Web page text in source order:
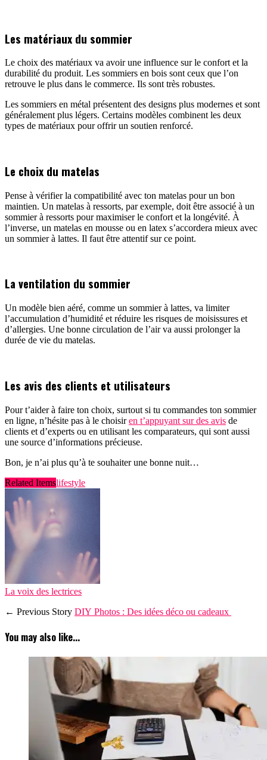
Les matériaux du sommier
Le choix des matériaux va avoir une influence sur le confort et la
durabilité du produit. Les sommiers en bois sont ceux que l’on
retrouve le plus dans le commerce. Ils sont très robustes.
Les sommiers en métal présentent des designs plus modernes et sont
généralement plus légers. Certains modèles combinent les deux
types de matériaux pour offrir un soutien renforcé.
Le choix du matelas
Pense à vérifier la compatibilité avec ton matelas pour un bon
maintien. Un matelas à ressorts, par exemple, doit être associé à un
sommier à ressorts pour maximiser le confort et la longévité. À
l’inverse, un matelas en mousse ou en latex s’accordera mieux avec
un sommier à lattes. Il faut être attentif sur ce point.
La ventilation du sommier
Un modèle bien aéré, comme un sommier à lattes, va limiter
l’accumulation d’humidité et réduire les risques de moisissures et
d’allergies. Une bonne circulation de l’air va aussi prolonger la
durée de vie du matelas.
Les avis des clients et utilisateurs
Pour t’aider à faire ton choix, surtout si tu commandes ton sommier
en ligne, n’hésite pas à le choisiren t’appuyant sur des avis de
clients et d’experts ou en utilisant les comparateurs, qui sont aussi
une source d’informations précieuse.
Bon, je n’ai plus qu’à te souhaiter une bonne nuit…
Related Itemslifestyle
La voix des lectrices
← Previous Story DIY Photos : Des idées déco ou cadeaux
You may also like...